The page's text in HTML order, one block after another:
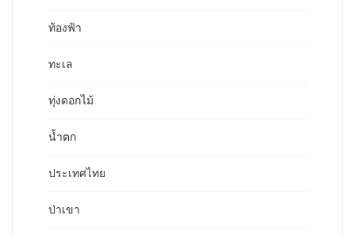
ท้องฟ้า
ทะเล
ทุ่งดอกไม้
น้ำตก
ประเทศไทย
ป่าเขา